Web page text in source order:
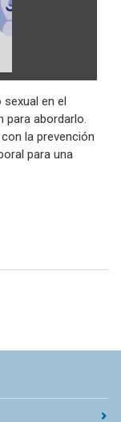
en el
abordarlo.
la prevención
para una